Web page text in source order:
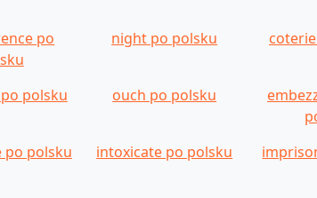
po
night po polsku
polsku ouch po polsku
po polsku intoxicate po polsku